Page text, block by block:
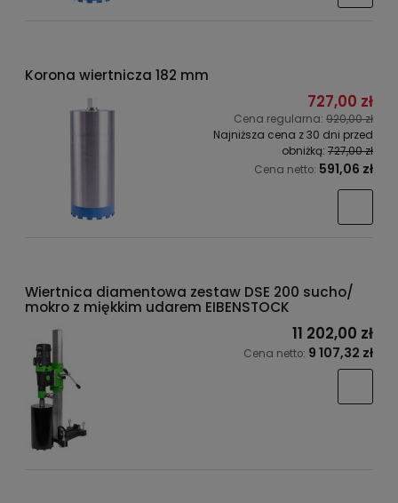
Korona wiertnicza 182 mm
727,00 zł
Cena regularna: 920,00 zł
Najniższa cena z 30 dni przed
obniżką: 727,00 zł
Cena netto: 591,06 zł
Wiertnica diamentowa zestaw DSE 200 sucho/
mokro z miękkim udarem EIBENSTOCK
11 202,00 zł
Cena netto: 9 107,32 zł